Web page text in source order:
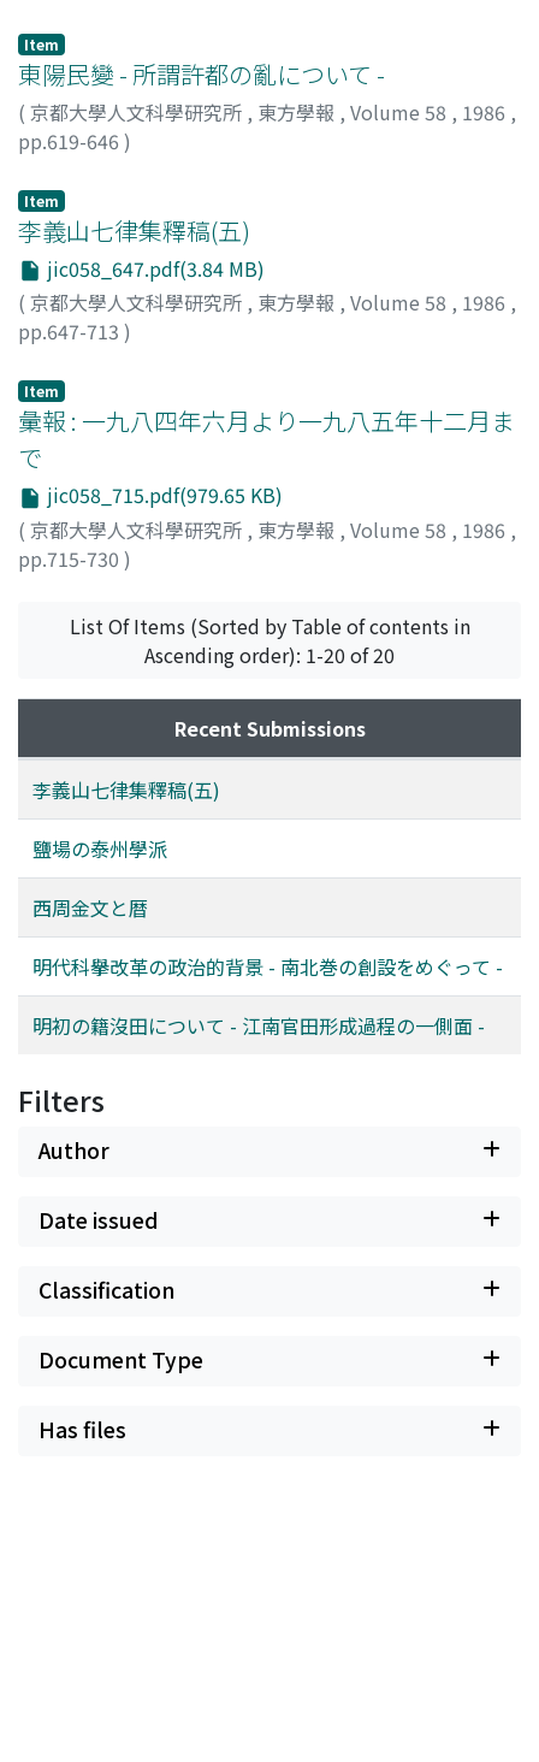
Item
東陽民變 - 所謂許都の亂について -
( 京都大學人文科學研究所 , 東方學報 , Volume 58 , 1986 ,
pp.619-646 )
Item
李義山七律集釋稿(五)
jic058_647.pdf(3.84 MB)
( 京都大學人文科學研究所 , 東方學報 , Volume 58 , 1986 ,
pp.647-713 )
Yishan's Poems
Item
彙報 : 一九八四年六月より一九八五年十二月ま
で
jic058_715.pdf(979.65 KB)
( 京都大學人文科學研究所 , 東方學報 , Volume 58 , 1986 ,
pp.715-730 )
List Of Items (Sorted by Table of contents in
Ascending order): 1-20 of 20
Recent Submissions
李義山七律集釋稿(五)
鹽場の泰州學派
西周金文と暦
明代科擧改革の政治的背景 - 南北巻の創設をめぐって -
明初の籍沒田について - 江南官田形成過程の一側面 -
Filters
Author
Date issued
Classification
Document Type
Has files